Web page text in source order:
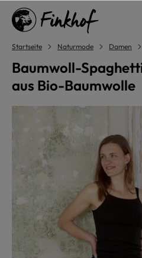
springen
Startseite Naturmode Damen
Baumwoll-
aus Bio-Baumwolle
Bildergalerie überspringen